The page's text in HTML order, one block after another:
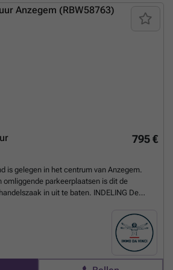
- Te renoveren naar eigen wensen
795 €
is gelegen in het centrum van Anzegem.
omliggende parkeerplaatsen is dit de
in uit te baten. INDELING De
en biedt volop mogelijkheden voor
beschikt het pand over een lichtrijke
in te richten is, verschillende paskamers die
keukenruimte. Daarnaast is er een